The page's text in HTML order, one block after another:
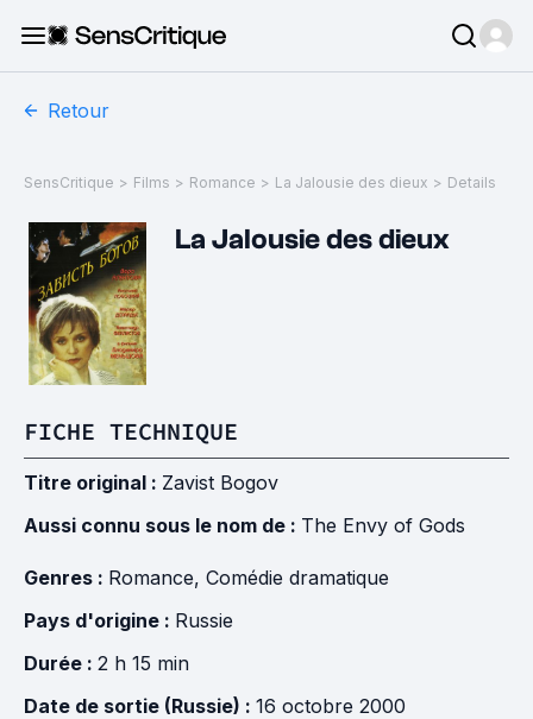
Retour
SensCritique > Films > Romance > La Jalousie des dieux > Details
La Jalousie des dieux
FICHE TECHNIQUE
Titre original : Zavist Bogov
Aussi connu sous le nom de : The Envy of Gods
Genres : Romance, Comédie dramatique
Pays d'origine : Russie
Durée : 2 h 15 min
Date de sortie (Russie) : 16 octobre 2000